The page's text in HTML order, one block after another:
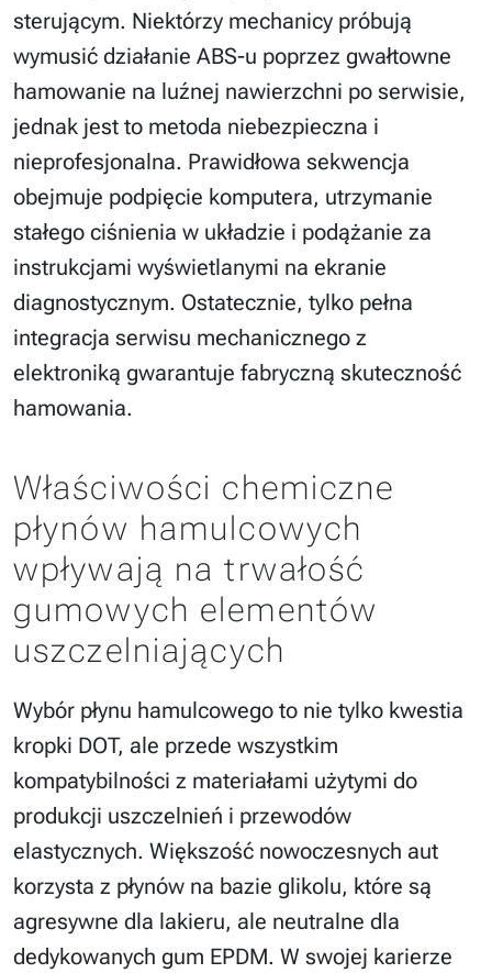
sterującym. Niektórzy mechanicy próbują
wymusić działanie ABS-u poprzez gwałtowne
hamowanie na luźnej nawierzchni po serwisie,
jednak jest to metoda niebezpieczna i
nieprofesjonalna. Prawidłowa sekwencja
obejmuje podpięcie komputera, utrzymanie
stałego ciśnienia w układzie i podążanie za
instrukcjami wyświetlanymi na ekranie
diagnostycznym. Ostatecznie, tylko pełna
integracja serwisu mechanicznego z
elektroniką gwarantuje fabryczną skuteczność
hamowania.
Właściwości chemiczne
płynów hamulcowych
wpływają na trwałość
gumowych elementów
uszczelniających
Wybór płynu hamulcowego to nie tylko kwestia
kropki DOT, ale przede wszystkim
kompatybilności z materiałami użytymi do
produkcji uszczelnień i przewodów
elastycznych. Większość nowoczesnych aut
korzysta z płynów na bazie glikolu, które są
agresywne dla lakieru, ale neutralne dla
dedykowanych gum EPDM. W swojej karierze